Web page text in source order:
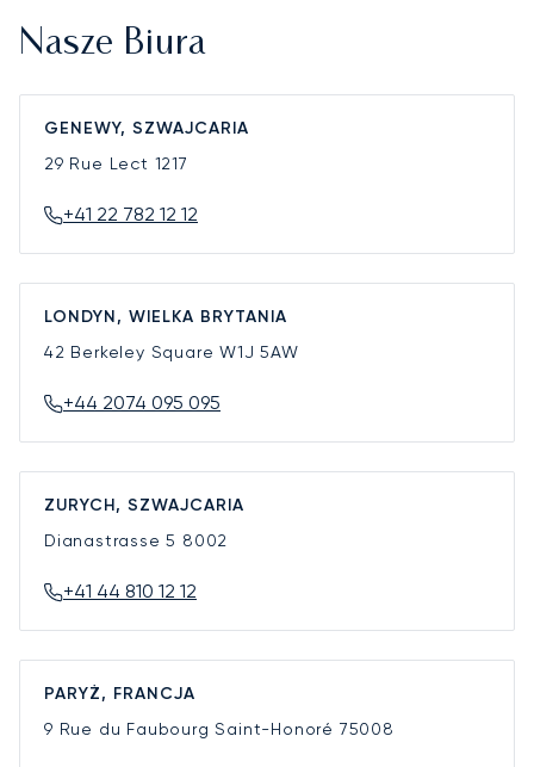
Nasze Biura
GENEWY, SZWAJCARIA
29 Rue Lect 1217
+41 22 782 12 12
LONDYN, WIELKA BRYTANIA
42 Berkeley SquareW1J 5AW
+44 2074 095 095
ZURYCH, SZWAJCARIA
Dianastrasse 5 8002
+41 44 810 12 12
PARYŻ, FRANCJA
9 Rue du Faubourg Saint-Honoré 75008